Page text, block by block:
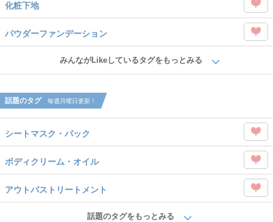
タグ
を
Like
化粧下地
この
タグ
Like
パウダーファンデーション
この
みんながLikeしているタグをもっとみる
話題のタグ 毎週月曜日更新！
シートマスク・パック
この
タグ
を
Like
ボディクリーム・オイル
この
タグ
アウトバストリートメント
この
話題のタグをもっとみる